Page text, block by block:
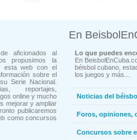
aficionados al
propusimos la
esta web con el
sobre el
Serie Nacional.
reportajes,
online y mucho
mejorar y ampliar
publicaremos
como concursos
En
Lo que puedes
En
béisbol cubano,
los juegos y más...
Noticias del
Foros, opiniones,
Concursos sobre